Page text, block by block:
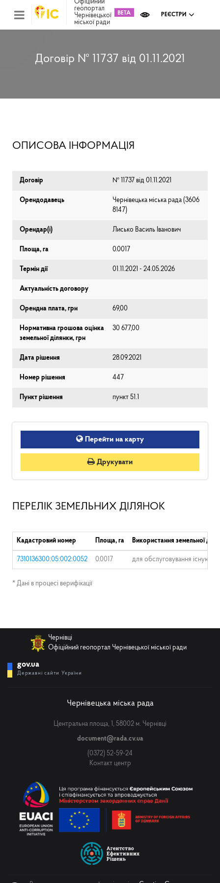
Офіційний
геопортал
Чернівецької
міської ради
РЕЄСТРИ
Договір № 11737 від 01.11.2021
ОПИСОВА ІНФОРМАЦІЯ
Договір № 11737 від 01.11.2021
Орендодавець
Чернівецька міська рада (⁨3606
8147⁩)
Орендар(і) Лисько Василь Іванович
Площа, га 0.0017
Термін дії 01.11.2021 - 24.05.2026
Актуальність договору
Орендна плата, грн 69,00
Нормативна грошова оцінка
земельної ділянки, грн
30 677,00
Дата рішення 28.09.2021
Номер рішення 447
Пункт рішення пункт 51.1
Перейти на карту
Друкувати
ПЕРЕЛІК ЗЕМЕЛЬНИХ ДІЛЯНОК
Кадастровий номер Площа, га Використання земельної
7310136300:05:002:0052 0.0017 для обслуговування
* Дані в процесі верифікації
Чернівці
Офіційний геопортал Чернівецької міської ради
gov.ua
Державні сайти України
Чернівецька міська рада
Центральна площа, 1, 58002 м. Чернівці
document@rada.cv.ua
(0372) 52-59-24
Контакт центр